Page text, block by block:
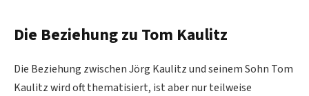
Die Beziehung zu Tom Kaulitz
Die Beziehung zwischen Jörg Kaulitz und seinem Sohn Tom
Kaulitz wird oft thematisiert, ist aber nur teilweise